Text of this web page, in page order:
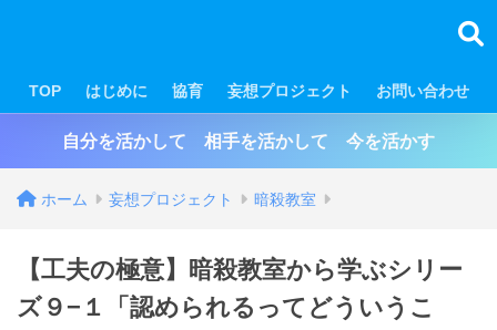
TOP はじめに 協育 妄想プロジェクト お問い合わせ
自分を活かして 相手を活かして 今を活かす
ホーム 妄想プロジェクト 暗殺教室
【工夫の極意】暗殺教室から学ぶシリー
ズ９−１「認められるってどういうこ